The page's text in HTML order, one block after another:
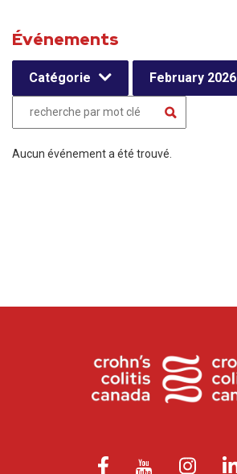
Événements
Catégorie February 2026
Aucun événement a été trouvé.